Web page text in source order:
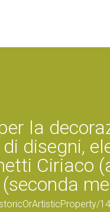
la
disegni,
Ciriaco